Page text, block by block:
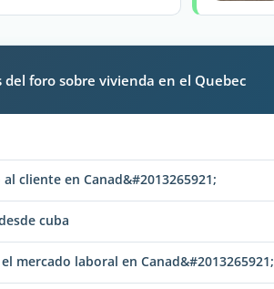
del foro sobre vivienda en el Quebec
cliente en Canad&#2013265921;
cuba
mercado laboral en Canad&#2013265921;